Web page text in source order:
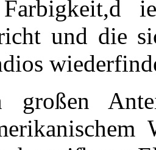
und die
großen